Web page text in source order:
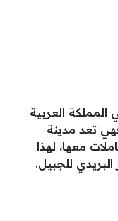
العربية
تعد مدينة
معها، لهذا
للجبيل.